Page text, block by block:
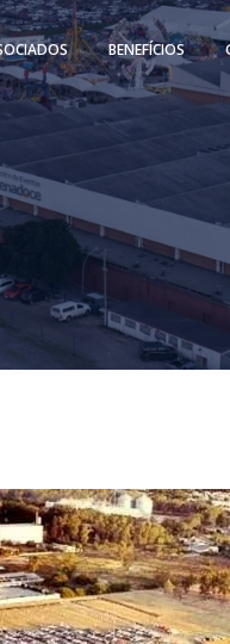
BENEFÍCIOS